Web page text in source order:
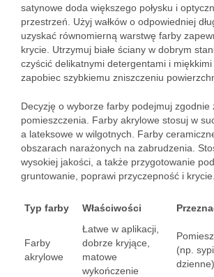
satynowe doda większego połysku i
przestrzeń. Użyj wałków o odpowiedniej
uzyskać równomierną warstwę farby
krycie. Utrzymuj białe ściany w dobrym
czyścić delikatnymi detergentami i
zapobiec szybkiemu zniszczeniu
Decyzję o wyborze farby podejmuj zgodnie
pomieszczenia. Farby akrylowe stosuj w
a lateksowe w wilgotnych. Farby
obszarach narażonych na zabrudzenia.
wysokiej jakości, a także przygotowanie
gruntowanie, poprawi przyczepność i krycie.
Typ farby Właściwości
Farby
akrylowe
Łatwe w aplikacji,
dobrze kryjące,
matowe
wykończenie
(np.
dzienne)